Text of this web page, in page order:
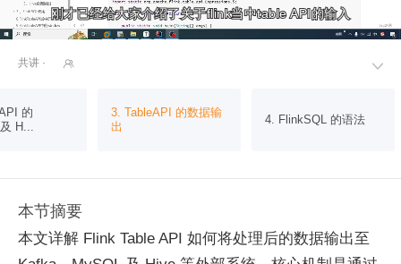
刚才已经给大家介绍了关于flink当中table API的输入
刚才已经给大家介绍了关于flink当中table API的输入

共讲 · 
的
H...
3. TableAPI 的数据输
出
4. FlinkSQL 的语法
本节摘要
本文详解 Flink Table API 如何将处理后的数据输出至